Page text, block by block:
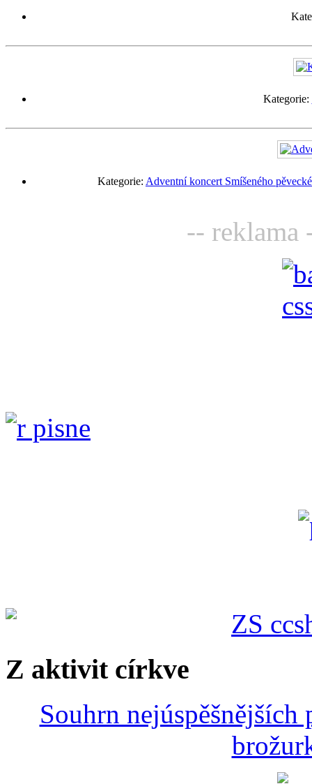
Kategorie:
Kategorie: Adventní koncert Smíšeného
-- reklama
Z aktivit církve
Souhrn